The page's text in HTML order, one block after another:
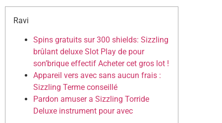
Ravi
Spins gratuits sur 300 shields: Sizzling
brûlant deluxe Slot Play de pour
son’brique effectif Acheter cet gros lot !
Appareil vers avec sans aucun frais :
Sizzling Terme conseillé
Pardon amuser a Sizzling Torride
Deluxe instrument pour avec